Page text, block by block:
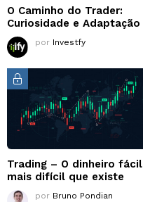
O Caminho do Trader:
Curiosidade e Adaptação
por Investfy
Trading – O dinheiro fácil
mais difícil que existe
por Bruno Pondian